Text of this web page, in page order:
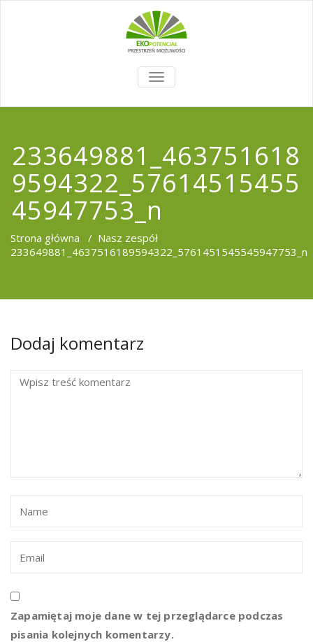
TOGGLE
NAVIGATION
233649881_463751618
9594322_57614515455
45947753_n
Strona główna / Nasz zespół
233649881_4637516189594322_5761451545545947753_n
Dodaj komentarz
Zapamiętaj moje dane w tej przeglądarce podczas
pisania kolejnych komentarzy.